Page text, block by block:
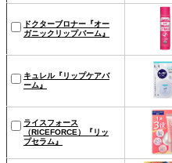
ドクターブロナー『オー
ガニックリップバーム』
キュレル『リップケアバ
ーム』
ライスフォース
（RICEFORCE）『リッ
プセラム』